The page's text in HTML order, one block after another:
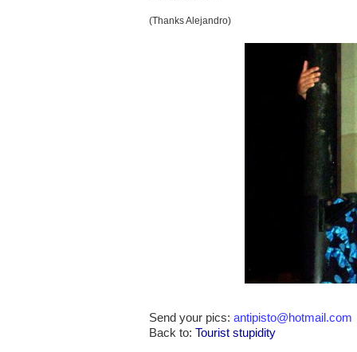
(Thanks Alejandro)
Send your pics: antipisto@hotmail.com
Back to: Tourist stupidity